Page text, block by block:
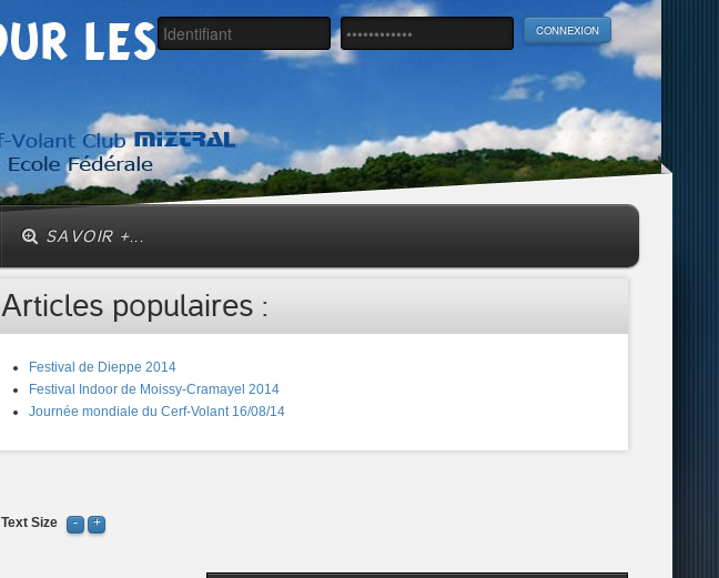
SAVOIR +...
Articles populaires :
Festival de Dieppe 2014
Festival Indoor de Moissy-Cramayel 2014
Journée mondiale du Cerf-Volant 16/08/14
Text Size